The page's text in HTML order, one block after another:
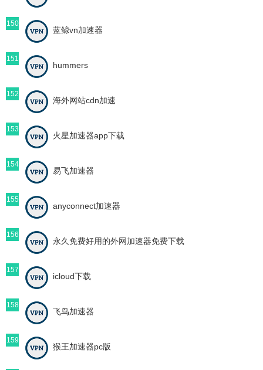
150
蓝鲸vn加速器
151
hummers
152
海外网站cdn加速
153
火星加速器app下载
154
易飞加速器
155
anyconnect加速器
156
永久免费好用的外网加速器免费下载
157
icloud下载
158
飞鸟加速器
159
猴王加速器pc版